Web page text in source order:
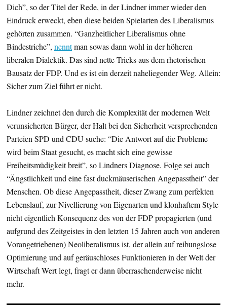
Dich”, so der Titel der Rede, in der Lindner immer wieder den
Eindruck erweckt, eben diese beiden Spielarten des Liberalismus
gehörten zusammen. “Ganzheitlicher Liberalismus ohne
Bindestriche”, nenntman sowas dann wohl in der höheren
liberalen Dialektik. Das sind nette Tricks aus dem rhetorischen
Bausatz der FDP. Und es ist ein derzeit naheliegender Weg. Allein:
Sicher zum Ziel führt er nicht.
Lindner zeichnet den durch die Komplexität der modernen Welt
verunsicherten Bürger, der Halt bei den Sicherheit versprechenden
Parteien SPD und CDU suche: “Die Antwort auf die Probleme
wird beim Staat gesucht, es macht sich eine gewisse
Freiheitsmüdigkeit breit”, so Lindners Diagnose. Folge sei auch
“Ängstlichkeit und eine fast duckmäuserischen Angepasstheit” der
Menschen. Ob diese Angepasstheit, dieser Zwang zum perfekten
Lebenslauf, zur Nivellierung von Eigenarten und klonhaftem Style
nicht eigentlich Konsequenz des von der FDP propagierten (und
aufgrund des Zeitgeistes in den letzten 15 Jahren auch von anderen
Vorangetriebenen) Neoliberalismus ist, der allein auf reibungslose
Optimierung und auf geräuschloses Funktionieren in der Welt der
Wirtschaft Wert legt, fragt er dann überraschenderweise nicht
mehr.